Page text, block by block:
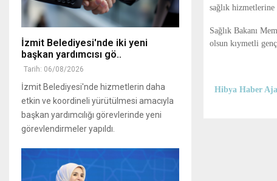
sağlık hizmetlerine
Sağlık Bakanı
olsun kıymetli
Hibya Haber
İzmit Belediyesi'nde iki yeni
başkan yardımcısı gö..
Tarih: 06/08/2026
İzmit Belediyesi'nde hizmetlerin daha
etkin ve koordineli yürütülmesi amacıyla
başkan yardımcılığı görevlerinde yeni
görevlendirmeler yapıldı.